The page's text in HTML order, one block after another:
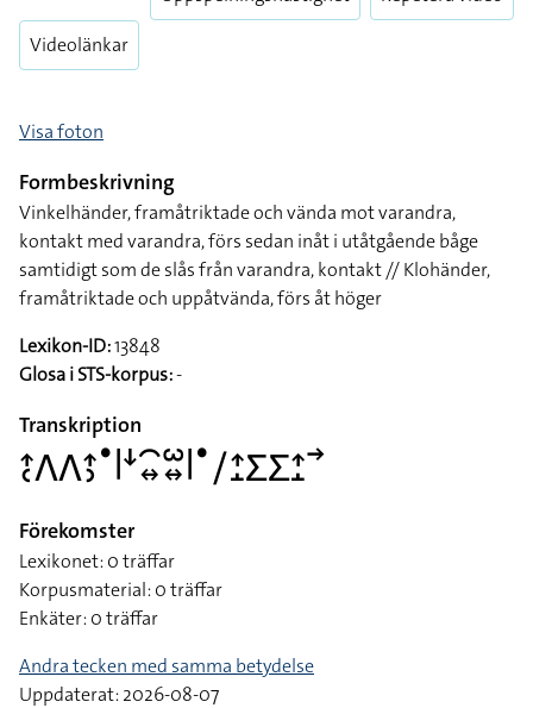
Videolänkar
Visa foton
Formbeskrivning
Vinkelhänder, framåtriktade och vända mot varandra,
kontakt med varandra, förs sedan inåt i utåtgående båge
samtidigt som de slås från varandra, kontakt // Klohänder,
framåtriktade och uppåtvända, förs åt höger
Lexikon-ID:13848
Glosa i STS-korpus:-
Transkription
􌤴􌥗􌤣􌤣􌤴􌤶􌤟􌥼􌦄􌥯􌦉􌥱􌦉􌥼􌤟􌥠􌤴􌤸􌤥􌤥􌤴􌤸􌥣
Förekomster
Lexikonet: 0 träffar
Korpusmaterial: 0 träffar
Enkäter: 0 träffar
Andra tecken med samma betydelse
Uppdaterat: 2026-08-07